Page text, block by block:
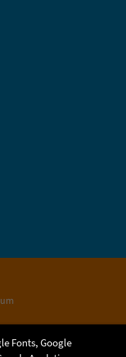
Fonts, Google